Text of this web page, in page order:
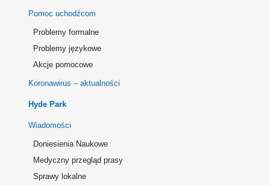
Pomoc uchodźcom
Problemy formalne
Problemy językowe
Akcje pomocowe
Koronawirus – aktualności
Hyde Park
Wiadomości
Doniesienia Naukowe
Medyczny przegląd prasy
Sprawy lokalne